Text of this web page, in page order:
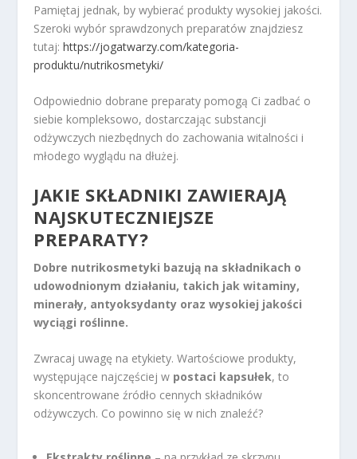
Pamiętaj jednak, by wybierać produkty wysokiej jakości.
Szeroki wybór sprawdzonych preparatów znajdziesz
tutaj:https://jogatwarzy.com/kategoria-
produktu/nutrikosmetyki/
Odpowiednio dobrane preparaty pomogą Ci zadbać o
siebie kompleksowo, dostarczając substancji
odżywczych niezbędnych do zachowania witalności i
młodego wyglądu na dłużej.
JAKIE SKŁADNIKI ZAWIERAJĄ
NAJSKUTECZNIEJSZE
PREPARATY?
Dobre nutrikosmetyki bazują na składnikach o
udowodnionym działaniu, takich jak witaminy,
minerały, antyoksydanty oraz wysokiej jakości
wyciągi roślinne.
Zwracaj uwagę na etykiety. Wartościowe produkty,
występujące najczęściej w postaci kapsułek, to
skoncentrowane źródło cennych składników
odżywczych. Co powinno się w nich znaleźć?